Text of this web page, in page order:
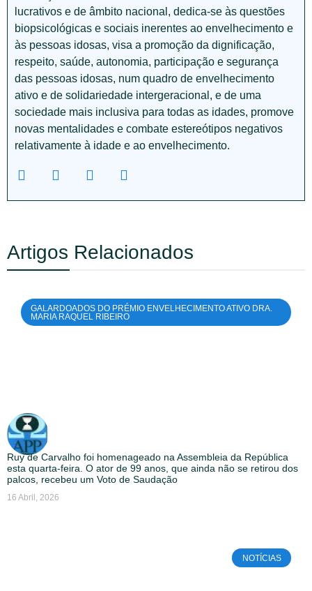
lucrativos e de âmbito nacional, dedica-se às questões
biopsicológicas e sociais inerentes ao envelhecimento e
às pessoas idosas, visa a promoção da dignificação,
respeito, saúde, autonomia, participação e segurança
das pessoas idosas, num quadro de envelhecimento
ativo e de solidariedade intergeracional, e de uma
sociedade mais inclusiva para todas as idades, promove
novas mentalidades e combate estereótipos negativos
relativamente à idade e ao envelhecimento.
Artigos Relacionados
GALARDOADOS DO PRÉMIO ENVELHECIMENTO ATIVO DRA.
MARIA RAQUEL RIBEIRO
Ruy de Carvalho foi homenageado na Assembleia da República
esta quarta-feira. O ator de 99 anos, que ainda não se retirou dos
palcos, recebeu um Voto de Saudação
16 Abril, 2026
NOTÍCIAS